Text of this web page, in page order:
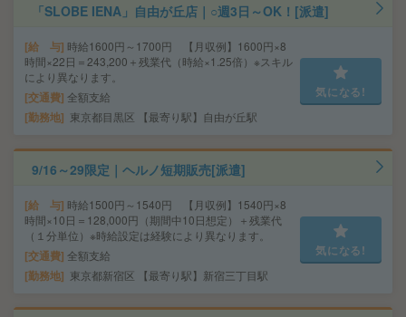
「SLOBE IENA」自由が丘店｜○週3日～OK！[派遣]
給 与 時給1600円～1700円 【月収例】1600円×8
時間×22日＝243,200＋残業代（時給×1.25倍）※スキル
により異なります。
交通費 全額支給
勤務地 東京都目黒区 【最寄り駅】自由が丘駅
気になる!
9/16～29限定｜ヘルノ短期販売[派遣]
給 与 時給1500円～1540円 【月収例】1540円×8
時間×10日＝128,000円（期間中10日想定）＋残業代
（１分単位）※時給設定は経験により異なります。
交通費 全額支給
勤務地 東京都新宿区 【最寄り駅】新宿三丁目駅
気になる!